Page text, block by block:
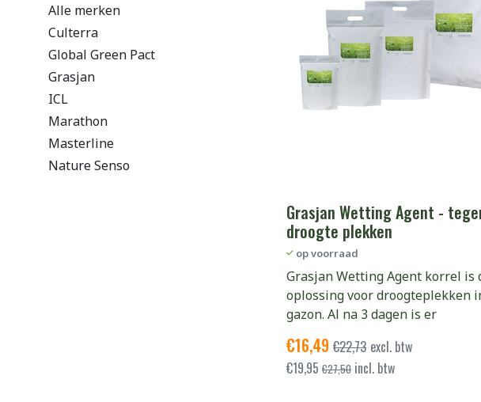
Alle merken
Culterra
Global Green Pact
Grasjan
ICL
Marathon
Masterline
Nature Senso
Grasjan Wetting Agent -
droogte plekken
op voorraad
Grasjan Wetting Agent korrel is
oplossing voor droogteplekken
gazon. Al na 3 dagen is er
€16,49 €22,73 excl. btw
€19,95 €27,50 incl. btw